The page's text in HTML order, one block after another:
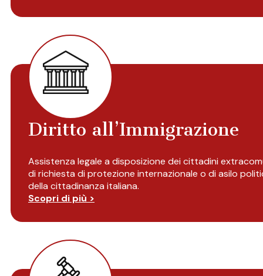
Diritto all’Immigrazione
Assistenza legale a disposizione dei cittadini
di richiesta di protezione internazionale o di asilo
della cittadinanza italiana.
Scopri di più >